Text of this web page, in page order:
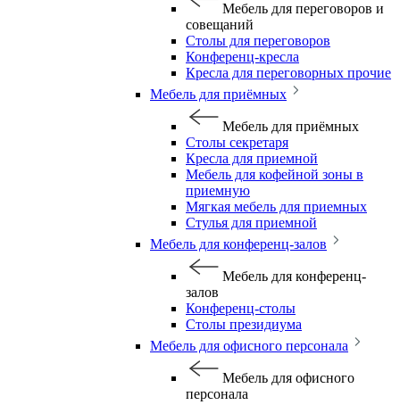
Мебель для переговоров и
совещаний
Столы для переговоров
Конференц-кресла
Кресла для переговорных прочие
Мебель для приёмных
Мебель для приёмных
Столы секретаря
Кресла для приемной
Мебель для кофейной зоны в
приемную
Мягкая мебель для приемных
Стулья для приемной
Мебель для конференц-залов
Мебель для конференц-
залов
Конференц-столы
Столы президиума
Мебель для офисного персонала
Мебель для офисного
персонала